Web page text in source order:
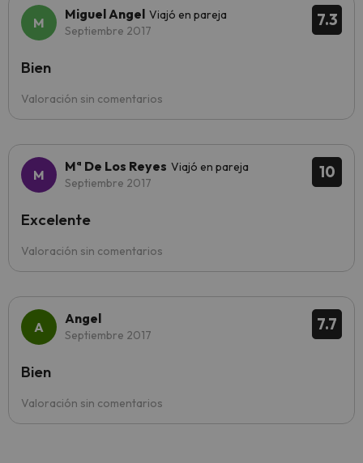
7.3
Miguel Angel Viajó en pareja
Septiembre 2017
Valoración sin comentarios
Bien
10
Mª De Los Reyes Viajó en pareja
Septiembre 2017
Valoración sin comentarios
Excelente
7.7
Angel
Septiembre 2017
Valoración sin comentarios
Bien